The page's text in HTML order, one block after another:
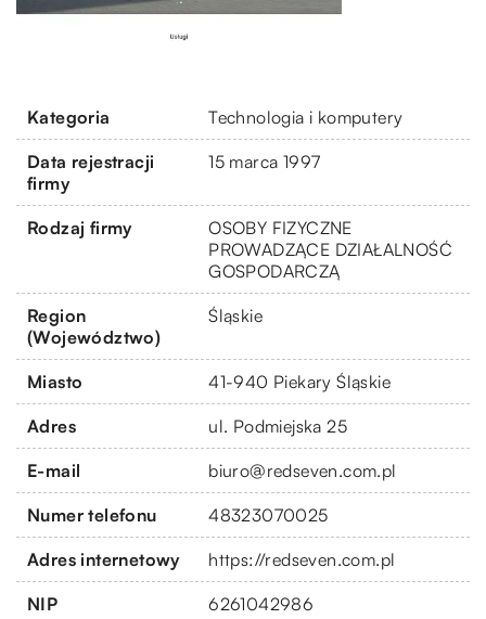
Kategoria Technologia i komputery
Data rejestracji
firmy
15 marca 1997
Rodzaj firmy
OSOBY FIZYCZNE
PROWADZĄCE DZIAŁALNOŚĆ
GOSPODARCZĄ
Region
(Województwo)
Śląskie
Miasto 41-940 Piekary Śląskie
Adres ul. Podmiejska 25
E-mail biuro@redseven.com.pl
Numer telefonu 48323070025
Adres internetowy https://redseven.com.pl
NIP 6261042986